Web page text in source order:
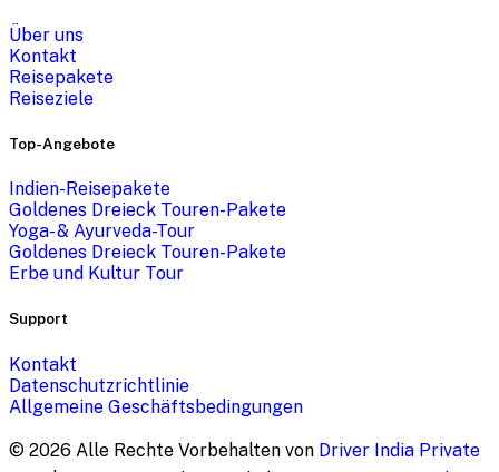
Über uns
Kontakt
Reisepakete
Reiseziele
Top-Angebote
Indien-Reisepakete
Goldenes Dreieck Touren-Pakete
Yoga- & Ayurveda-Tour
Goldenes Dreieck Touren-Pakete
Erbe und Kultur Tour
Support
Kontakt
Datenschutzrichtlinie
Allgemeine Geschäftsbedingungen
© 2026 Alle Rechte Vorbehalten von Driver India Private